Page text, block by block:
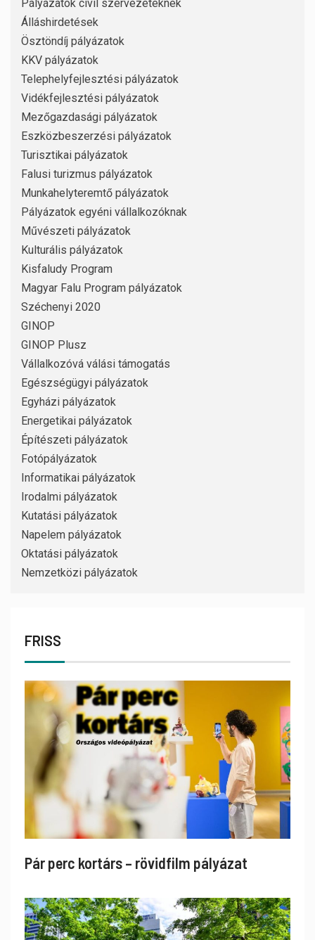
Pályázatok civil szervezeteknek
Álláshirdetések
Ösztöndíj pályázatok
KKV pályázatok
Telephelyfejlesztési pályázatok
Vidékfejlesztési pályázatok
Mezőgazdasági pályázatok
Eszközbeszerzési pályázatok
Turisztikai pályázatok
Falusi turizmus pályázatok
Munkahelyteremtő pályázatok
Pályázatok egyéni vállalkozóknak
Művészeti pályázatok
Kulturális pályázatok
Kisfaludy Program
Magyar Falu Program pályázatok
Széchenyi 2020
GINOP
GINOP Plusz
Vállalkozóvá válási támogatás
Egészségügyi pályázatok
Egyházi pályázatok
Energetikai pályázatok
Építészeti pályázatok
Fotópályázatok
Informatikai pályázatok
Irodalmi pályázatok
Kutatási pályázatok
Napelem pályázatok
Oktatási pályázatok
Nemzetközi pályázatok
FRISS
Pár perc kortárs – rövidfilm pályázat